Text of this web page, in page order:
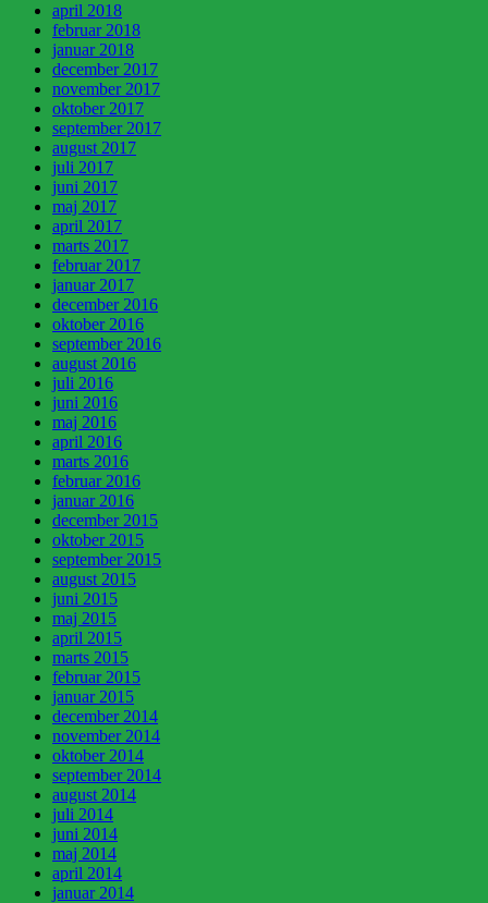
april 2018
februar 2018
januar 2018
december 2017
november 2017
oktober 2017
september 2017
august 2017
juli 2017
juni 2017
maj 2017
april 2017
marts 2017
februar 2017
januar 2017
december 2016
oktober 2016
september 2016
august 2016
juli 2016
juni 2016
maj 2016
april 2016
marts 2016
februar 2016
januar 2016
december 2015
oktober 2015
september 2015
august 2015
juni 2015
maj 2015
april 2015
marts 2015
februar 2015
januar 2015
december 2014
november 2014
oktober 2014
september 2014
august 2014
juli 2014
juni 2014
maj 2014
april 2014
januar 2014